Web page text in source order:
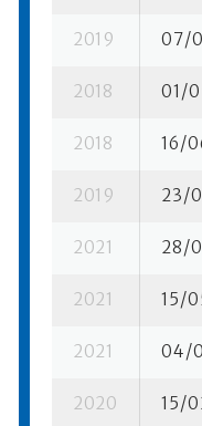
2019 07/
2018 01/
2018 16/
2019 23/
2021 28/
2021 15/
2021 04/
2020 15/